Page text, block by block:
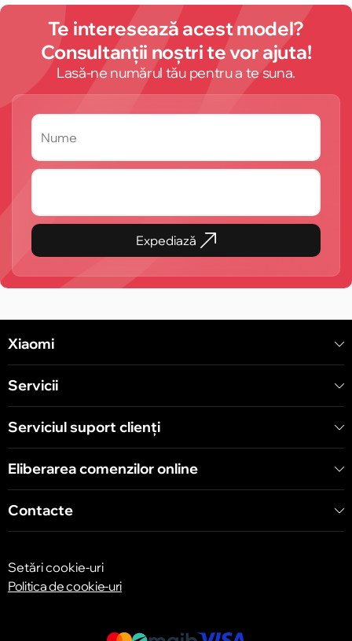
Te interesează acest model?
Consultanții noștri te vor ajuta!
Lasă-ne numărul tău pentru a te suna.
Expediază
Xiaomi
Servicii
Serviciul suport clienţi
Eliberarea comenzilor online
Contacte
Setări cookie-uri
Politica de cookie-uri